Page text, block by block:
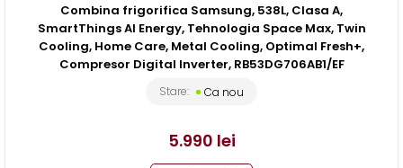
Combina frigorifica Samsung, 538L, Clasa A,
SmartThings AI Energy, Tehnologia Space Max, Twin
Cooling, Home Care, Metal Cooling, Optimal Fresh+,
Compresor Digital Inverter, RB53DG706AB1/EF
Stare: Ca nou
5.990 lei